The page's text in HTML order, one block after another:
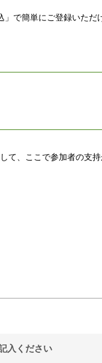
で簡単にご登録いただ
て、ここで参加者の支
入ください